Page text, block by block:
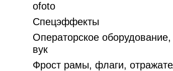
ofoto
Спецэффекты
Операторское оборудование,
вук
Фрост рамы, флаги,